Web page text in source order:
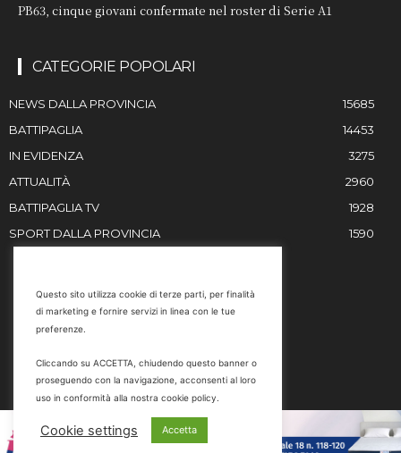
PB63, cinque giovani confermate nel roster di Serie A1
CATEGORIE POPOLARI
NEWS DALLA PROVINCIA
15685
BATTIPAGLIA
14453
IN EVIDENZA
3275
ATTUALITÀ
2960
BATTIPAGLIA TV
1928
SPORT DALLA PROVINCIA
1590
Email
marketing@battipaglia1929.it
carminegaldi@virgilio.it
Questo sito utilizza cookie di terze parti, per finalità
di marketing e fornire servizi in linea con le tue
preferenze.
Cliccando su ACCETTA, chiudendo questo banner o
proseguendo con la navigazione, acconsenti al loro
uso in conformità alla nostra cookie policy.
Cookie settings Accetta